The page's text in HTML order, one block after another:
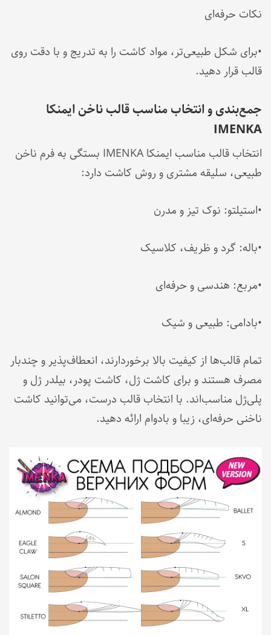
نکات حرفه‌ای
•برای شکل طبیعی‌تر، مواد کاشت را به تدریج و با دقت روی
قالب قرار دهید.
جمع‌بندی و انتخاب مناسب قالب ناخن ایمنکا
IMENKA
انتخاب قالب مناسب ایمنکا IMENKA بستگی به فرم ناخن
طبیعی، سلیقه مشتری و روش کاشت دارد:
•استیلتو: نوک تیز و مدرن
•باله: گرد و ظریف، کلاسیک
•مربع: هندسی و حرفه‌ای
•بادامی: طبیعی و شیک
تمام قالب‌ها از کیفیت بالا برخوردارند، انعطاف‌پذیر و چندبار
مصرف هستند و برای کاشت ژل، کاشت پودر، بیلدر ژل و
پلی‌ژل مناسب‌اند. با انتخاب قالب درست، می‌توانید کاشت
ناخنی حرفه‌ای، زیبا و بادوام ارائه دهید.